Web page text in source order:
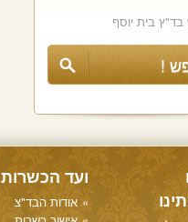
ועד הכשרות
אודות הבד"צ